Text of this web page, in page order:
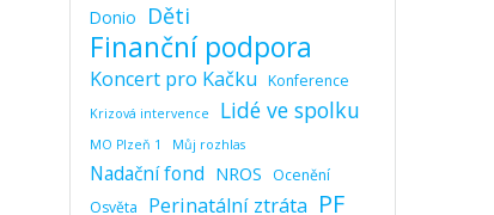
Donio
Děti
Finanční podpora
Koncert pro Kačku Konference
Krizová intervence Lidé ve spolku
MO Plzeň 1 Můj rozhlas
Nadační fond NROS
Ocenění
Osvěta
Perinatální ztráta PF